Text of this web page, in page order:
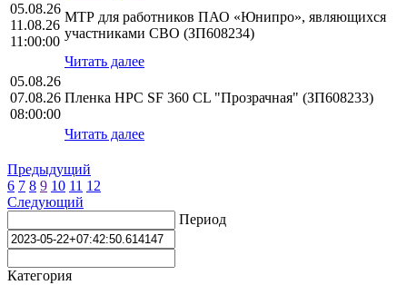
05.08.26
11.08.26
11:00:00
МТР для работников ПАО «Юнипро», являющихся
участниками СВО (ЗП608234)
Читать далее
05.08.26
07.08.26
08:00:00
Пленка HPС SF 360 CL "Прозрачная" (ЗП608233)
Читать далее
Предыдущий
6 7 8 9 10 11 12
Следующий
Период
Категория